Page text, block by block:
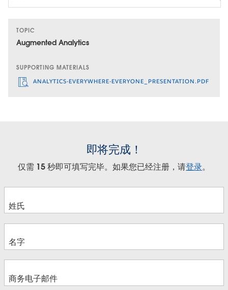
TOPIC
Augmented Analytics
SUPPORTING MATERIALS
ANALYTICS-EVERYWHERE-EVERYONE_PRESENTATION.PDF
即将完成！
仅需 15 秒即可填写完毕。如果您已经注册，请登录。